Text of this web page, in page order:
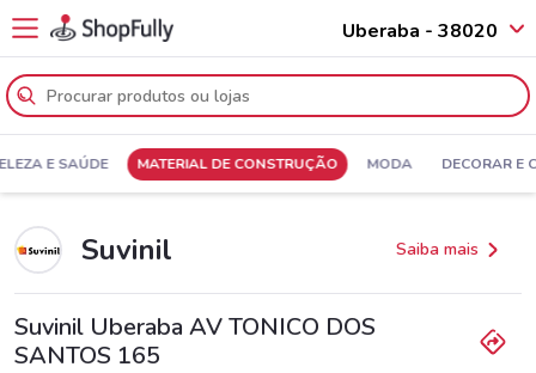
Uberaba - 38020
E SAÚDE MATERIAL DE CONSTRUÇÃO MODA DECORAR E
Suvinil Saiba mais
Suvinil Uberaba AV TONICO DOS
SANTOS 165